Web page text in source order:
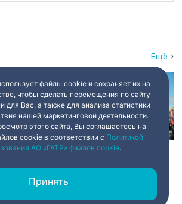
Ещё
в честь
сегодня
День
День окончания
Петербурге: память,
церемонии и планы по
мемориала
Сегодня – День окончания
файлы cookie и сохраняет их на
чтобы сделать перемещения по сайту
для Вас, а также для анализа статистики
нашей маркетинговой деятельности.
этого сайта, Вы соглашаетесь на
cookie в соответствии с Политикой
АО «ГАТР» файлов cookie.
Принять